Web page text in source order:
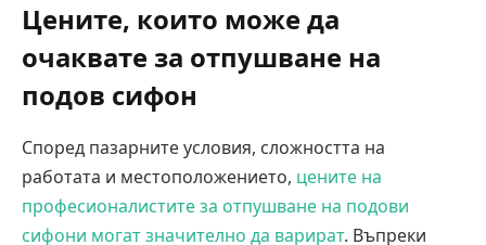
Цените, които може да
очаквате за отпушване на
подов сифон
Според пазарните условия, сложността на
работата и местоположението, цените на
професионалистите за отпушване на подови
сифони могат значително да варират. Въпреки